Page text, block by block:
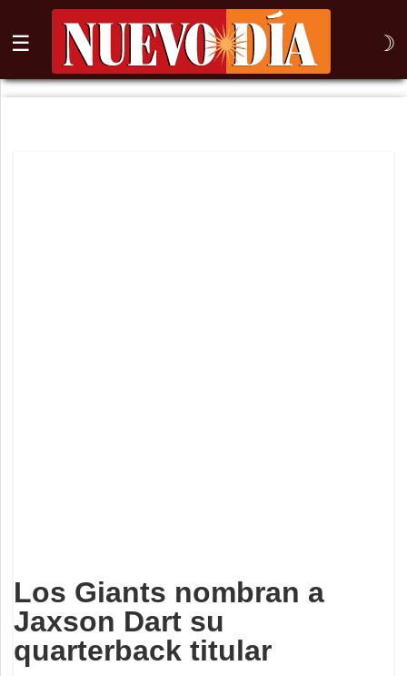
☰ ☽
⌕
Los Giants nombran a
Jaxson Dart su
quarterback titular